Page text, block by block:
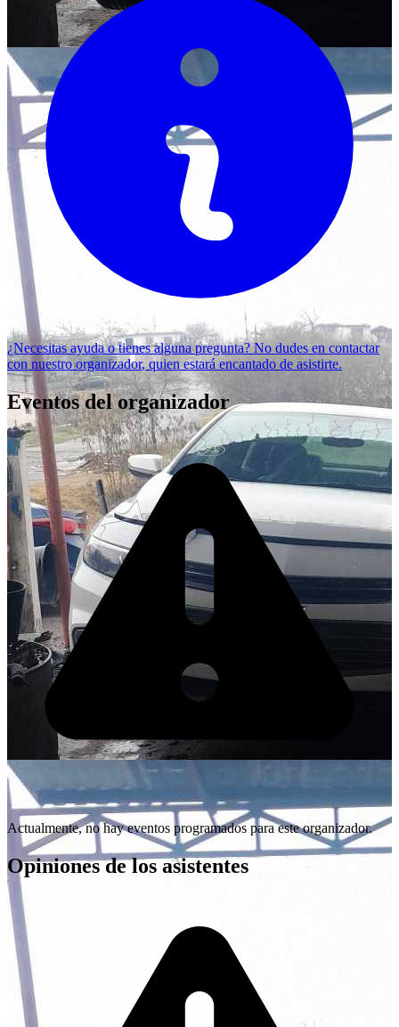
¿Necesitas ayuda o tienes alguna pregunta? No dudes en contactar
con nuestro organizador, quien estará encantado de asistirte.
Eventos del organizador
Actualmente, no hay eventos programados para este organizador.
Opiniones de los asistentes